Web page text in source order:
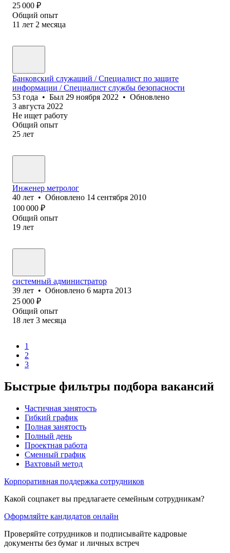
25 000 ₽
Общий опыт
11 лет 2 месяца
Банковский служащий / Специалист по защите
информации / Специалист службы безопасности
53 года • Был 29 ноября 2022 • Обновлено
3 августа 2022
Не ищет работу
Общий опыт
25 лет
Инженер метролог
40 лет • Обновлено 14 сентября 2010
100 000 ₽
Общий опыт
19 лет
системный администратор
39 лет • Обновлено 6 марта 2013
25 000 ₽
Общий опыт
18 лет 3 месяца
1
2
3
Быстрые фильтры подбора вакансий
Частичная занятость
Гибкий график
Полная занятость
Полный день
Проектная работа
Сменный график
Вахтовый метод
Корпоративная поддержка сотрудников
Какой соцпакет вы предлагаете семейным сотрудникам?
Оформляйте кандидатов онлайн
Проверяйте сотрудников и подписывайте кадровые
документы без бумаг и личных встреч